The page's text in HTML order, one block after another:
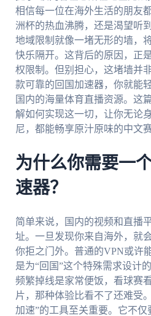
相信每一位在海外生活的朋友
洲杯的热血沸腾，还是渴望听
地域限制就像一堵无形的墙，
快乐隔开。这背后的原因，正
权限制。但别担心，这堵墙并
款可靠的回国加速器，你就能
国内的海量体育直播资源。这
解如何实现这一切，让你无论
尼，都能畅享原汁原味的中文
为什么你需要一
速器？
简单来说，国内的视频和直播
址。一旦发现你来自海外，就
你拒之门外。普通的VPN或许
是为“回国”这个特殊需求设计
频繁掉线是家常便饭，看球赛
片，那种体验比看不了还难受
加速”的工具至关重要。它不